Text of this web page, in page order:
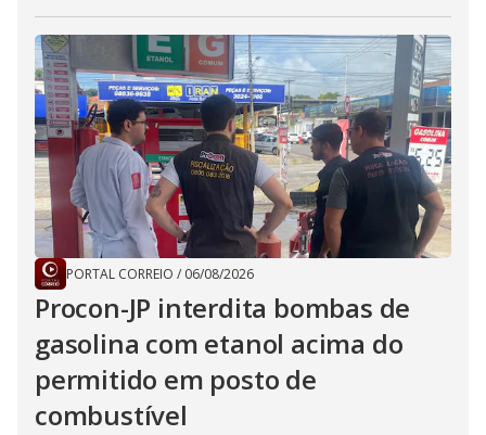
PORTAL CORREIO / 06/08/2026
Procon-JP interdita bombas de
gasolina com etanol acima do
permitido em posto de
combustível